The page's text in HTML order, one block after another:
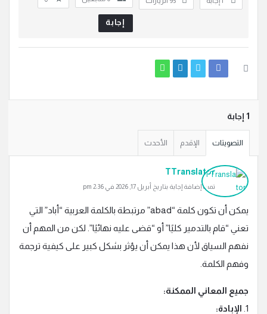
إجابة
‫1 إجابة
التصويتات الإقدم الأحدث
TTranslator
تمت إضافة إجابة بتاريخ أبريل 17, 2026 في 2:36 pm
يمكن أن تكون كلمة “abad” مرتبطة بالكلمة العربية “أباد” التي
تعني “قام بالتدمير كليًا” أو “قضى عليه نهائيًا”. لكن من المهم أن
نفهم السياق لأن هذا يمكن أن يؤثر بشكل كبير على كيفية ترجمة
وفهم الكلمة.
جميع المعاني الممكنة:
1. الإبادة: